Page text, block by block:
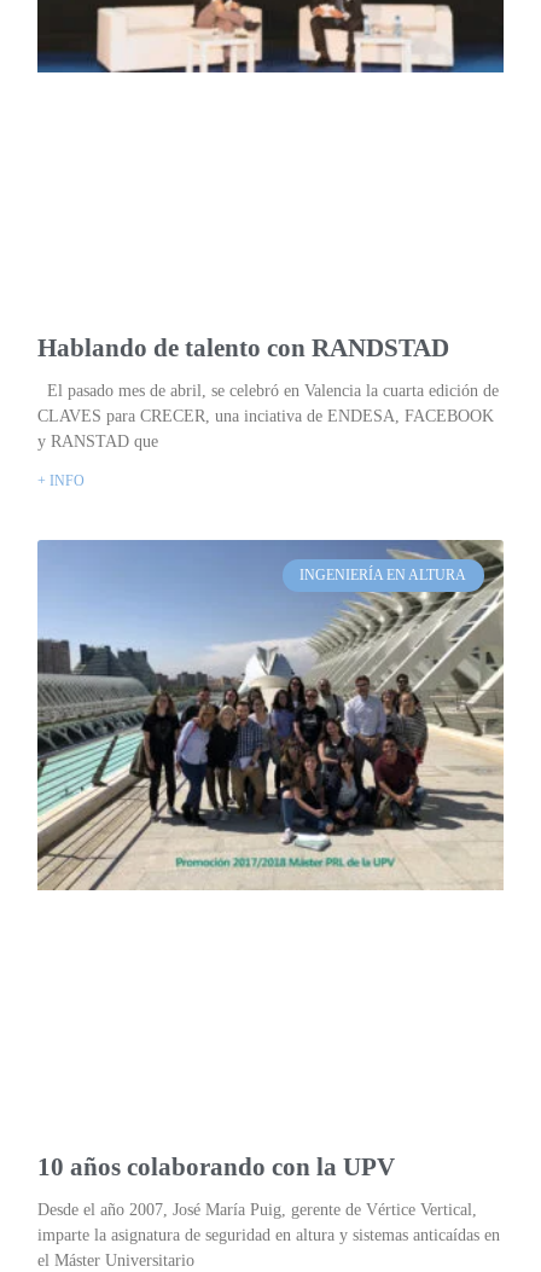
Hablando de talento con RANDSTAD
El pasado mes de abril, se celebró en Valencia la cuarta edición de
CLAVES para CRECER, una inciativa de ENDESA, FACEBOOK
y RANSTAD que
+ INFO
INGENIERÍA EN ALTURA
10 años colaborando con la UPV
Desde el año 2007, José María Puig, gerente de Vértice Vertical,
imparte la asignatura de seguridad en altura y sistemas anticaídas en
el Máster Universitario